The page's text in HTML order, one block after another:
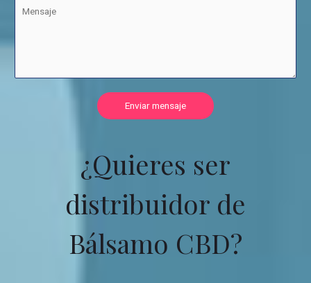
Enviar mensaje
¿Quieres ser
distribuidor de
Bálsamo CBD?